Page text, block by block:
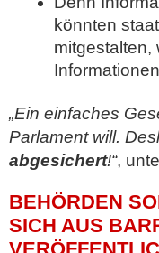
könnten
mitgestalten,
„Ein einfaches
Parlament will.
abgesichert!“,
BEHÖRDEN
SICH AUS